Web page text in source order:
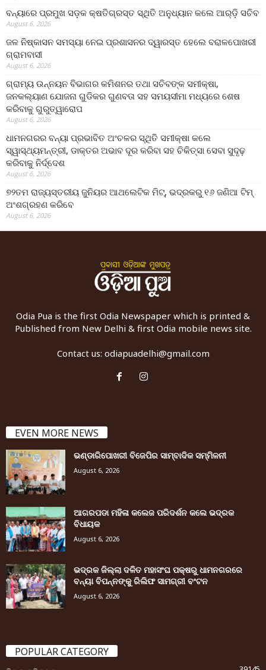
ବନ୍ୟାରେ ପ୍ରମୁଖ ସଡ଼କ କ୍ଷତିଗ୍ରସ୍ତ ସ୍ଥିତି ଅନୁଧ୍ୟାନ କଲେ ଆର୍‌ଡ଼ି ସଚିବ
August 6, 2026
ଜଳ ନିଷ୍କାସନ ସମସ୍ୟା ନେଇ ପ୍ରଶାସନର ଦ୍ୱାରସ୍ତ ହେଲେ ବରାଳପୋଖରୀ
ଗ୍ରାମବାସୀ
August 6, 2026
ଗ୍ରାମ୍ୟ ଉନ୍ନୟନ ବିଭାଗର କମିଶନର ତଥା ସଚିବଙ୍କ ସମୀକ୍ଷା,
ଜନକଲ୍ୟାଣ ଯୋଜନା ଗୁଡିକର ଗୁଣବତା ସହ ସମୟସୀମା ମଧ୍ୟରେ ଶେଷ
କରିବାକୁ ଗୁରୁତ୍ୱାରୋପ
August 6, 2026
ଧାମନଗରର ବନ୍ୟା ପ୍ରଭାବିତ ଅଂଚଳର ସ୍ଥିତି ସମୀକ୍ଷା କଲେ
ସ୍ୱାସ୍ଥ୍ୟମନ୍ତ୍ରୀ, ଡାକ୍ତର ଅଭାବ ଦୂର କରିବା ସହ ଚିକିତ୍ସା ସେବା ସୁଦୃଢ଼
କରିବାକୁ ନିର୍ଦ୍ଦେଶ
August 6, 2026
୭୨ତମ ରାଜ୍ୟସ୍ତରୀୟ ଜୁନିୟର ଆଥଲେଟିକ ମିଟ୍‌, ଭଦ୍ରକରୁ ୧୬ ଜଣିଆ ଟିମ୍
ଅଂଶଗ୍ରହଣ କରିବେ
August 6, 2026
Odia Pua is the first Odia Newspaper which is printed &
Published from New Delhi & first Odia mobile news site.
Contact us: odiapuadelhi@gmail.com
EVEN MORE NEWS
ଭଣ୍ଡାରିପୋଖରୀ ବିଜେପିର ସାମ୍ବାଦିକ ସମ୍ମିଳନୀ
August 6, 2026
ଆଗରପଡା ମହିଳା କଲେଜ ପରିଦର୍ଶନ କଲେ ଭଦ୍ରକ
ବିଧାୟକ
August 6, 2026
ଭଦ୍ରକ ଜିଲ୍ଲା ଦଳିତ ମହାସଂଘ ପକ୍ଷରୁ ଧାମନଗରରେ
ବନ୍ୟା ବିପନ୍ନଙ୍କୁ ରିଲିଫ ସାମଗ୍ରୀ ବଂଟନ
August 6, 2026
POPULAR CATEGORY